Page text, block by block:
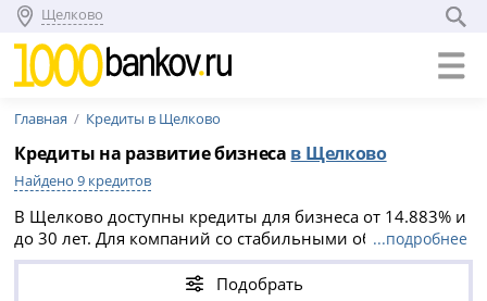
Щелково
Главная Кредиты в Щелково
Кредиты на развитие бизнеса в Щелково
Найдено 9 кредитов
В Щелково доступны кредиты для бизнеса от 14.883% и
до 30 лет. Для компаний со стабильными оборотами
можнооткрыть расчетный счет с овердрафтомили
банковскую гарантиюдля гос. контрактов по
...подробнее
Подобрать